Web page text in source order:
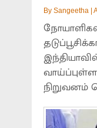
By Sangeetha
நிறுவனம்